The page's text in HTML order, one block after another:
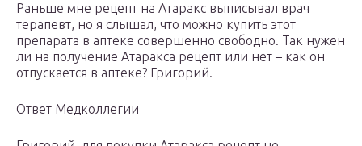
Раньше мне рецепт на Атаракс выписывал врач
терапевт, но я слышал, что можно купить этот
препарата в аптеке совершенно свободно. Так нужен
ли на получение Атаракса рецепт или нет – как он
отпускается в аптеке? Григорий.
Ответ Медколлегии